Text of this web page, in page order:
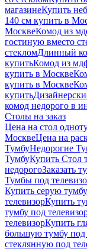
магазинеКупить
140 см купить в
МосквеКомод из
гостиную вместо
стекломДлинный
купитьКомод из
купить в Москве
купить в Москве
купить
комод недорого в
Столы на заказ
Цена на стол
МосквеЦена на
ТумбуНедорогие
ТумбуКупить Стол
недорогоЗаказать
Тумбы под
Купить серую
телевизорКупить
тумбу под
телевизорКупить
большую тумбу под
стеклянную под